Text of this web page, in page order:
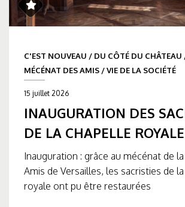
C'EST NOUVEAU / DU CÔTÉ DU CHÂTEAU
MÉCÉNAT DES AMIS /VIE DE LA SOCIÉTÉ
15 juillet 2026
INAUGURATION DES
DE LA CHAPELLE ROYALE
Inauguration : grâce au mécénat de
Amis de Versailles, les sacristies de
royale ont pu être restaurées